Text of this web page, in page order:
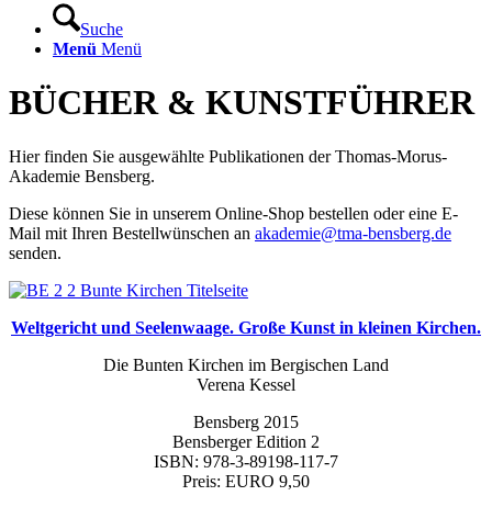
Suche
Menü Menü
BÜCHER & KUNSTFÜHRER
Hier finden Sie ausgewählte Publikationen der Thomas-Morus-
Akademie Bensberg.
Diese können Sie in unserem Online-Shop bestellen oder eine E-
Mail mit Ihren Bestellwünschen an akademie@tma-bensberg.de
senden.
Weltgericht und Seelenwaage. Große Kunst in kleinen Kirchen.
Die Bunten Kirchen im Bergischen Land
Verena Kessel
Bensberg 2015
Bensberger Edition 2
ISBN: 978-3-89198-117-7
Preis: EURO 9,50